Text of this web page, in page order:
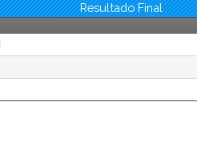
Resultado Final